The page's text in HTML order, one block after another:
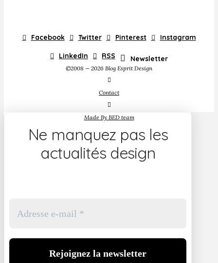
Facebook Twitter Pinterest Instagram
LinkedIn RSS Newsletter
©2008 — 2026 Blog Esprit Design
Contact
Made By BED team
Ne manquez pas les
actualités design